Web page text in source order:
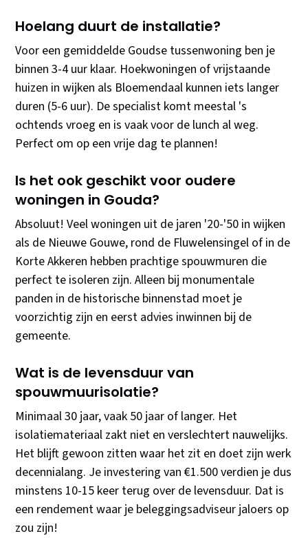
Hoelang duurt de installatie?
Voor een gemiddelde Goudse tussenwoning ben je
binnen 3-4 uur klaar. Hoekwoningen of vrijstaande
huizen in wijken als Bloemendaal kunnen iets langer
duren (5-6 uur). De specialist komt meestal 's
ochtends vroeg en is vaak voor de lunch al weg.
Perfect om op een vrije dag te plannen!
Is het ook geschikt voor oudere
woningen in Gouda?
Absoluut! Veel woningen uit de jaren '20-'50 in wijken
als de Nieuwe Gouwe, rond de Fluwelensingel of in de
Korte Akkeren hebben prachtige spouwmuren die
perfect te isoleren zijn. Alleen bij monumentale
panden in de historische binnenstad moet je
voorzichtig zijn en eerst advies inwinnen bij de
gemeente.
Wat is de levensduur van
spouwmuurisolatie?
Minimaal 30 jaar, vaak 50 jaar of langer. Het
isolatiemateriaal zakt niet en verslechtert nauwelijks.
Het blijft gewoon zitten waar het zit en doet zijn werk
decennialang. Je investering van €1.500 verdien je dus
minstens 10-15 keer terug over de levensduur. Dat is
een rendement waar je beleggingsadviseur jaloers op
zou zijn!